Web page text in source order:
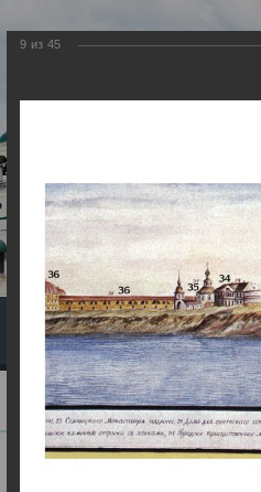
Экскурсия
Главная
9 из 45